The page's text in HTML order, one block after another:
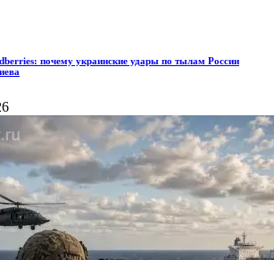
почему украинские удары по тылам России